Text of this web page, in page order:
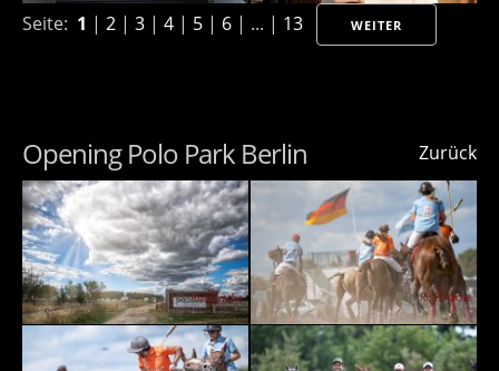
Seite: 1 | 2 | 3 | 4 | 5 | 6 | ... | 13 WEITER
Zurück
Opening Polo Park Berlin